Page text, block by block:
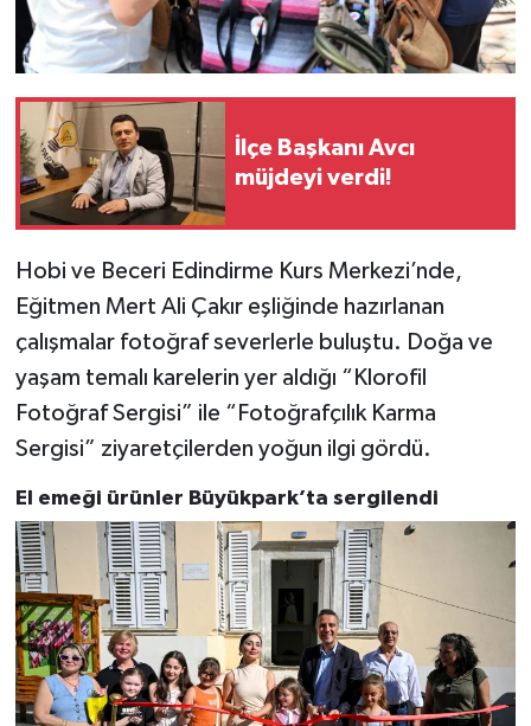
İlçe Başkanı Avcı
müjdeyi verdi!
Hobi ve Beceri Edindirme Kurs Merkezi’nde,
Eğitmen Mert Ali Çakır eşliğinde hazırlanan
çalışmalar fotoğraf severlerle buluştu. Doğa ve
yaşam temalı karelerin yer aldığı “Klorofil
Fotoğraf Sergisi” ile “Fotoğrafçılık Karma
Sergisi” ziyaretçilerden yoğun ilgi gördü.
El emeği ürünler Büyükpark’ta sergilendi